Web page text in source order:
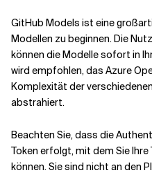
GitHub Models ist eine
Modellen zu beginnen. Die
können die Modelle sofort in
wird empfohlen, das Azure
Komplexität der
abstrahiert.
Beachten Sie, dass die
Token erfolgt, mit dem Sie
können. Sie sind nicht an den